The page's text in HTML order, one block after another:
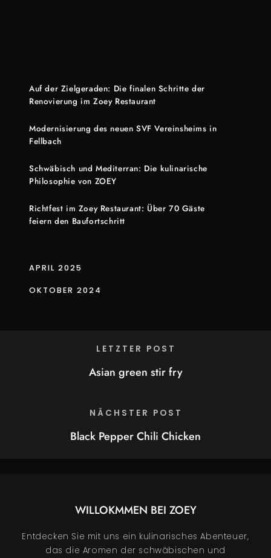
Auf der Zielgeraden: Die finalen Schritte der
Renovierung im Zoey Restaurant
Modernisierung des neuen SVF Vereinsheims in
Fellbach
Schwäbisch und Mediterran: Die kulinarische
Philosophie von ZOEY
Richtfest im Zoey Restaurant: Über 70 Gäste
feiern den Baufortschritt
APRIL 2025
OKTOBER 2024
LETZTER POST
Asian green stir fry
NÄCHSTER POST
Black Pepper Chili Chicken
WILLOKMMEN BEI ZOEY
Entdecken Sie mit uns ein kulinarisches Abenteuer,
das die Aromen der schwäbischen und